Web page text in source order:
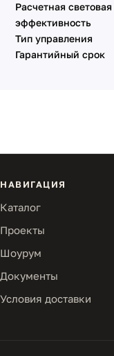
Расчетная световая
эффективность
Тип управления
Гарантийный срок
НАВИГАЦИЯ
Каталог
Проекты
Шоурум
Документы
Условия доставки